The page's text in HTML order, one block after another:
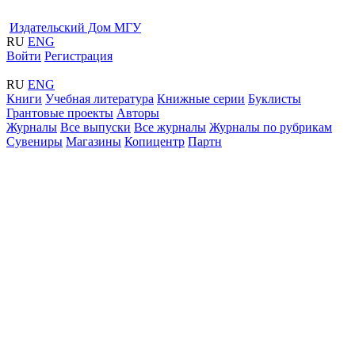
Издательский Дом МГУ
RU ENG
Войти Регистрация
RU ENG
Книги Учебная литература Книжные серии Буклисты
Грантовые проекты Авторы
Журналы Все выпуски Все журналы Журналы по рубрикам
Сувениры Магазины Копицентр Партн